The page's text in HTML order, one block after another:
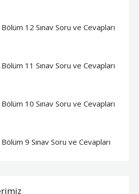
12 Sınav Soru ve Cevapları
11 Sınav Soru ve Cevapları
10 Sınav Soru ve Cevapları
9 Sınav Soru ve Cevapları